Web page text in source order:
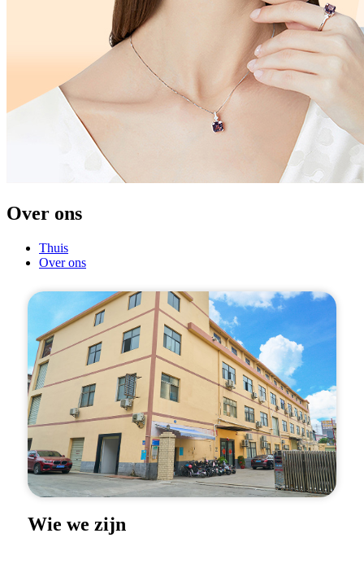
Over ons
Thuis
Over ons
Wie we zijn